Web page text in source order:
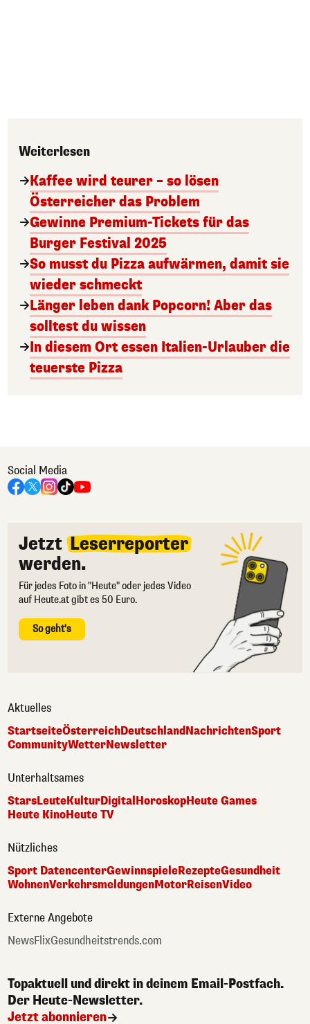
Weiterlesen
Kaffee wird teurer – so lösen
Österreicher das Problem
Gewinne Premium-Tickets für das
Burger Festival 2025
So musst du Pizza aufwärmen, damit sie
wieder schmeckt
Länger leben dank Popcorn! Aber das
solltest du wissen
In diesem Ort essen Italien-Urlauber die
teuerste Pizza
Social Media
Jetzt Leserreporter
werden.
Für jedes Foto in "Heute" oder jedes Video
auf Heute.at gibt es 50 Euro.
So geht's
Aktuelles
StartseiteÖsterreichDeutschlandNachrichtenSport
CommunityWetterNewsletter
Unterhaltsames
StarsLeuteKulturDigital HoroskopHeute Games
Heute KinoHeute TV
Nützliches
Sport DatencenterGewinnspieleRezepteGesundheit
WohnenVerkehrsmeldungenMotorReisenVideo
Externe Angebote
NewsFlixGesundheitstrends.com
Topaktuell und direkt in deinem Email-Postfach.
Der Heute-Newsletter.
Jetzt abonnieren